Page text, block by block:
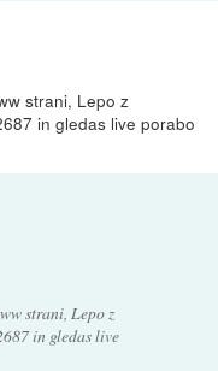
strani, Lepo z
in gledas live porabo
strani, Lepo z
in gledas live